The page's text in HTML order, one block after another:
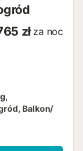
zł za noc
Balkon/